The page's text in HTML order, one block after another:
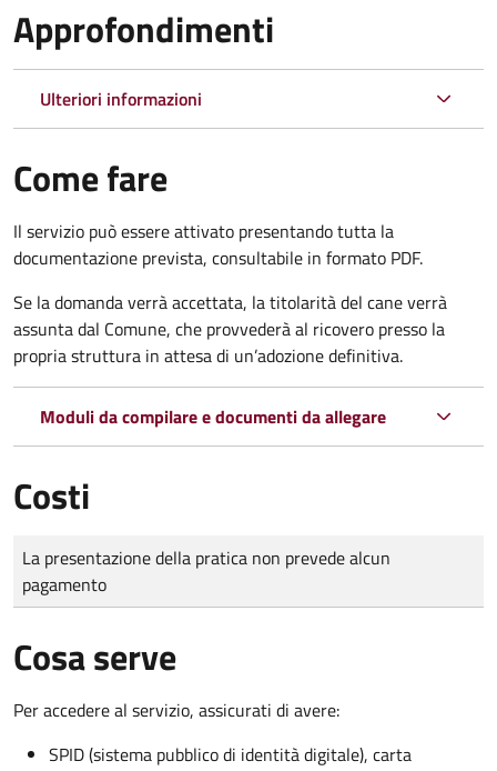
Approfondimenti
Ulteriori informazioni
Come fare
Il servizio può essere attivato presentando tutta la
documentazione prevista, consultabile in formato PDF.
Se la domanda verrà accettata, la titolarità del cane verrà
assunta dal Comune, che provvederà al ricovero presso la
propria struttura in attesa di un’adozione definitiva.
Moduli da compilare e documenti da allegare
Costi
Tipo di pagamento
Importo
La presentazione della pratica non prevede alcun
pagamento
Cosa serve
Per accedere al servizio, assicurati di avere:
SPID (sistema pubblico di identità digitale), carta